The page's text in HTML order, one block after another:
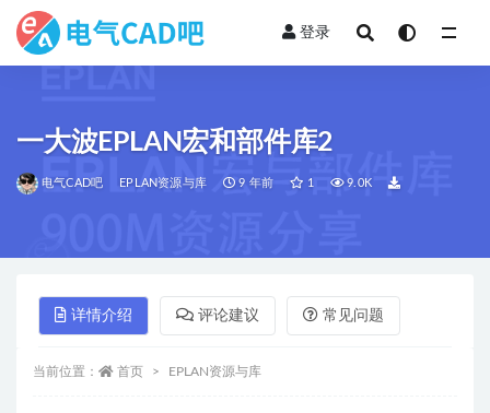
登录
一大波EPLAN宏和部件库2
电气CAD吧 EPLAN资源与库 9 年前 1 9.0K
详情介绍 评论建议 常见问题
当前位置： 首页 EPLAN资源与库